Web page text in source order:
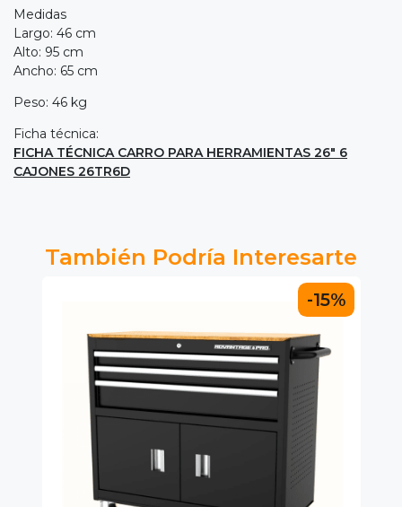
Medidas
Largo: 46 cm
Alto: 95 cm
Ancho: 65 cm
Peso: 46 kg
Ficha técnica:
FICHA TÉCNICA CARRO PARA HERRAMIENTAS 26" 6
CAJONES 26TR6D
También Podría Interesarte
-15%